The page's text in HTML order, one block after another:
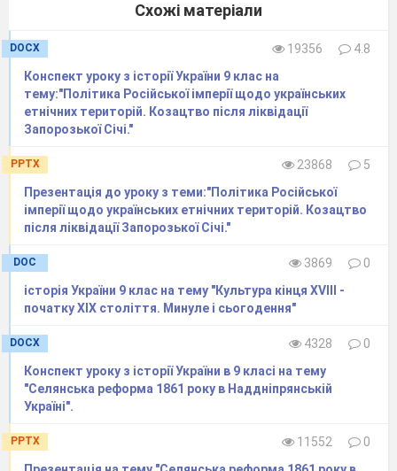
Схожі матеріали
DOCX 19356
4.8
Конспект уроку з історії України 9 клас на
тему:"Політика Російської імперії щодо українських
етнічних територій. Козацтво після ліквідації
Запорозької Січі."
PPTX 23868
5
Презентація до уроку з теми:"Політика Російської
імперії щодо українських етнічних територій. Козацтво
після ліквідації Запорозької Січі."
DOC 3869
0
історія України 9 клас на тему "Культура кінця ХVІІІ -
початку ХІХ століття. Минуле і сьогодення"
DOCX 4328
0
Конспект уроку з історії України в 9 класі на тему
"Селянська реформа 1861 року в Наддніпрянській
Україні".
PPTX 11552
0